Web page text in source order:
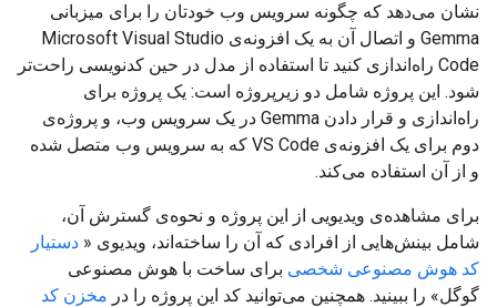
نشان می‌دهد که چگونه سرویس وب خودتان را برای میزبانی
Gemma و اتصال آن به یک افزونه‌ی Microsoft Visual Studio
Code راه‌اندازی کنید تا استفاده از مدل در حین کدنویسی راحت‌تر
شود. این پروژه شامل دو زیرپروژه است: یک پروژه برای
راه‌اندازی و قرار دادن Gemma در یک سرویس وب، و پروژه‌ی
دوم برای یک افزونه‌ی VS Code که به سرویس وب متصل شده
و از آن استفاده می‌کند.
برای مشاهده‌ی ویدیویی از این پروژه و نحوه‌ی گسترش آن،
شامل بینش‌هایی از افرادی که آن را ساخته‌اند، ویدیوی « دستیار
کد هوش مصنوعی شخصی برای ساخت با هوش مصنوعی
گوگل» را ببینید. همچنین می‌توانید کد این پروژه را در مخزن کد